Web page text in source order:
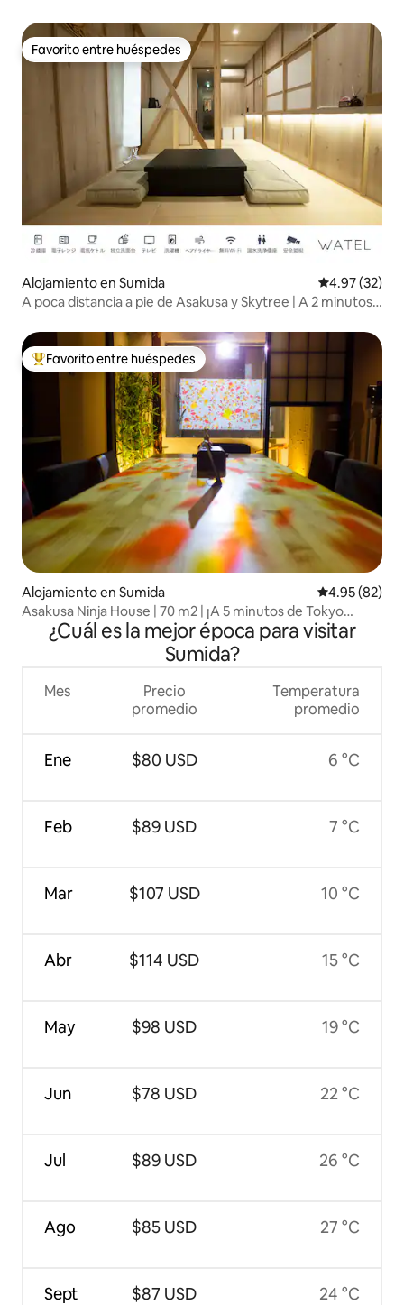
2 paradas de la estación Skytree (6 minutos)| Capacidad
para 8 personas
Favorito entre huéspedes
Favorito entre huéspedes
Alojamiento en Sumida Calificación
4.97 (32)
A poca distancia a pie de Asakusa y Skytree | A 2 minutos
en Tokio para familias y grupos
Favorito entre huéspedes preferido
Favorito entre huéspedes
Alojamiento en Sumida Calificación
4.95 (82)
Asakusa Ninja House | 70 m2 | ¡A 5 minutos de Tokyo
Skytree!
¿Cuál es la mejor época para visitar
Sumida?
Mes
Ene
Feb
Mar
Abr
May
Jun
Jul
Ago
Sept
Precio
promedio
$80 USD
$89 USD
$107 USD
$114 USD
$98 USD
$78 USD
$89 USD
$85 USD
$87 USD
Temperatura
promedio
6 °C
7 °C
10 °C
15 °C
19 °C
22 °C
26 °C
27 °C
24 °C